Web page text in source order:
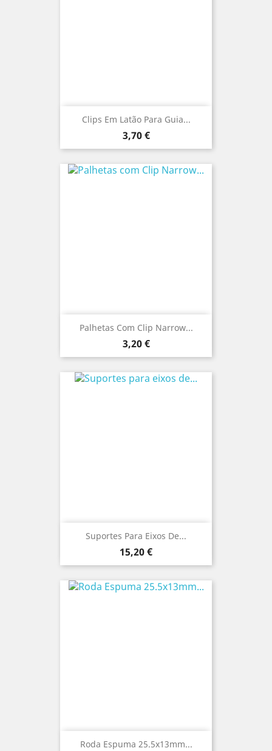
Clips Em Latão Para Guia...
Preço
3,70 €
Palhetas Com Clip Narrow...
Preço
3,20 €
Suportes Para Eixos De...
Preço
15,20 €
Roda Espuma 25.5x13mm...